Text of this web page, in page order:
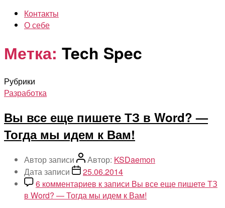
Контакты
О себе
Метка: Tech Spec
Рубрики
Разработка
Вы все еще пишете ТЗ в Word? —
Тогда мы идем к Вам!
Автор записи Автор: KSDaemon
Дата записи
25.06.2014
6 комментариев к записи Вы все еще пишете ТЗ
в Word? — Тогда мы идем к Вам!